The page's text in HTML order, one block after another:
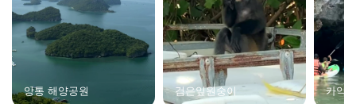
선상에서 푸짐한 뷔페 점심이 제공됩니다: 전통 태국 메인
요리 세 가지, 제철 샐러드, 신선한 과일, 청량음료. 사방으
로 펼쳐진 앙통 해양공원의 멋진 전망과 함께 식사를 즐기
세요.
앙통 해양공원 검은잎원숭이 카약